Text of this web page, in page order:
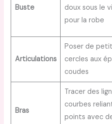
Buste
doux sous le
pour la robe
Articulations
Poser de
cercles aux
coudes
Bras
Tracer des
courbes
points avec